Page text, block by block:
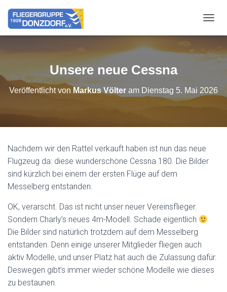
Unsere neue Cessna
Veröffentlicht von Markus Völter am Dienstag 5. Mai 2026
Nachdem wir den Rattel verkauft haben ist nun das neue
Flugzeug da: diese wunderschöne Cessna 180. Die Bilder
sind kürzlich bei einem der ersten Flüge auf dem
Messelberg entstanden.
OK, verarscht. Das ist nicht unser neuer Vereinsflieger.
Sondern Charly’s neues 4m-Modell. Schade eigentlich
Die Bilder sind natürlich trotzdem auf dem Messelberg
entstanden. Denn einige unserer Mitglieder fliegen auch
aktiv Modelle, und unser Platz hat auch die Zulassung dafür.
Deswegen gibt’s immer wieder schöne Modelle wie dieses
zu bestaunen.